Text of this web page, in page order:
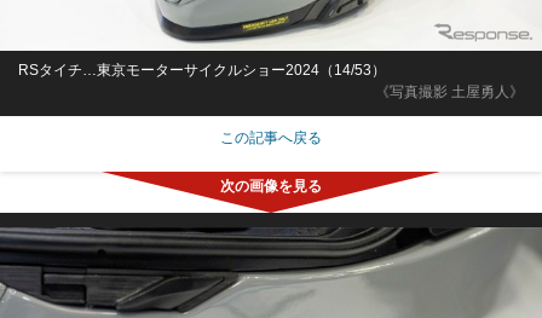
《写真撮影 土屋勇人》
RSタイチ…東京モーターサイクルショー2024（14/53）
この記事へ戻る